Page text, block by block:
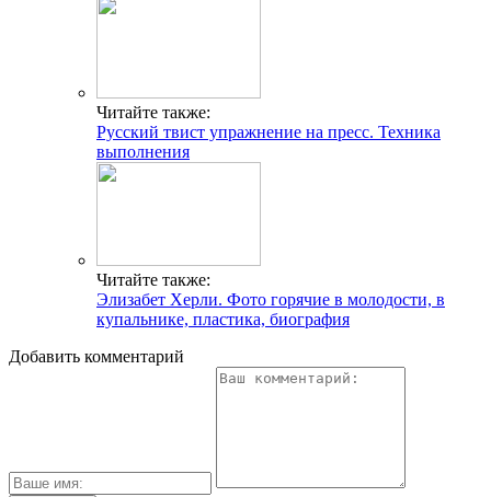
Читайте также:
Русский твист упражнение на пресс. Техника
выполнения
Читайте также:
Элизабет Херли. Фото горячие в молодости, в
купальнике, пластика, биография
Добавить комментарий